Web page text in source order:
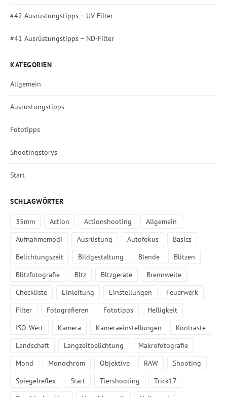
#42 Ausrüstungstipps – UV-Filter
#41 Ausrüstungstipps – ND-Filter
KATEGORIEN
Allgemein
Ausrüstungstipps
Fototipps
Shootingstorys
Start
SCHLAGWÖRTER
35mm Action Actionshooting
Allgemein
Aufnahmemodi
Ausrüstung Autofokus
Basics
Belichtungszeit
Bildgestaltung Blende
Blitzen
Blitzfotografie
Bltz Bltzgeräte
Brennweite
Checkliste
Einleitung Einstellungen
Feuerwerk
Filter
Fotografieren Fototipps
Helligkeit
ISO-Wert
Kamera Kameraeinstellungen
Kontraste
Landschaft
Langzeitbelichtung
Makrofotografie
Mond
Monochrom Objektive RAW
Shooting
Spiegelreflex
Start Tiershooting
Trick17